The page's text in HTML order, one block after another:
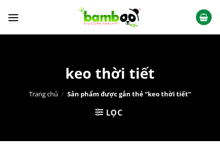
đến
keo thời tiết
Trang chủ / Sản phẩm được gắn thẻ “keo thời tiết”
LỌC